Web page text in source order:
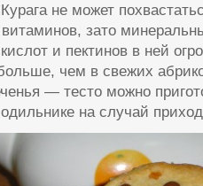
Курага не может
зато
и пектинов в ней
чем в свежих
— тесто можно
на случай